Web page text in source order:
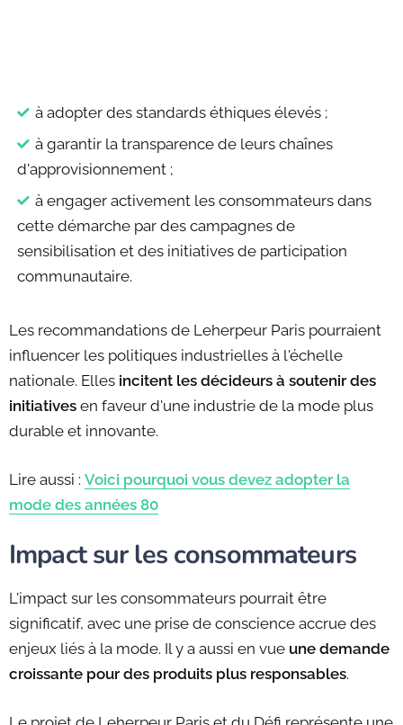
à adopter des standards éthiques élevés ;
à garantir la transparence de leurs chaînes
d'approvisionnement ;
à engager activement les consommateurs dans
cette démarche par des campagnes de
sensibilisation et des initiatives de participation
communautaire.
Les recommandations de Leherpeur Paris pourraient
influencer les politiques industrielles à l'échelle
nationale. Elles incitent les décideurs à soutenir des
initiatives en faveur d'une industrie de la mode plus
durable et innovante.
Lire aussi : Voici pourquoi vous devez adopter la
mode des années 80
Impact sur les consommateurs
L'impact sur les consommateurs pourrait être
significatif, avec une prise de conscience accrue des
enjeux liés à la mode. Il y a aussi en vue une demande
croissante pour des produits plus responsables.